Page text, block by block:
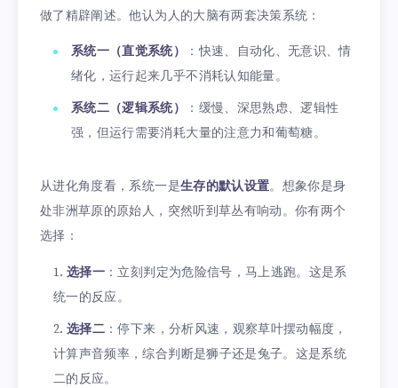
做了精辟阐述。他认为人的大脑有两套决策系统：
系统一（直觉系统）
：快速、自动化、无意识、情
绪化，运行起来几乎不消耗认知能量。
系统二（逻辑系统）
：缓慢、深思熟虑、逻辑性
强，但运行需要消耗大量的注意力和葡萄糖。
从进化角度看，系统一是生存的默认设置。想象你是身
处非洲草原的原始人，突然听到草丛有响动。你有两个
选择：
选择一 ：立刻判定为危险信号，马上逃跑。这是系
统一的反应。
选择二 ：停下来，分析风速，观察草叶摆动幅度，
计算声音频率，综合判断是狮子还是兔子。这是系统
二的反应。